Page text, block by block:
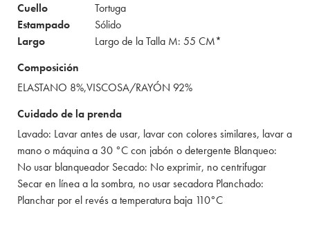
Cuello
Tortuga
Estampado
Sólido
Largo
Largo de la Talla M: 55 CM*
Composición
ELASTANO 8%,VISCOSA/RAYÓN 92%
Cuidado de la prenda
Lavado: Lavar antes de usar, lavar con colores similares, lavar a
mano o máquina a 30 °C con jabón o detergente Blanqueo:
No usar blanqueador Secado: No exprimir, no centrifugar
Secar en línea a la sombra, no usar secadora Planchado:
Planchar por el revés a temperatura baja 110°C